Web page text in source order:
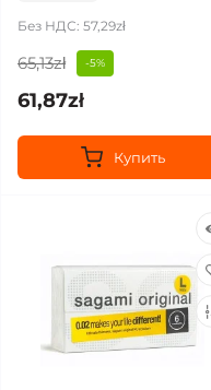
Без НДС: 57,29zł
65,13zł -5%
61,87zł
Купить